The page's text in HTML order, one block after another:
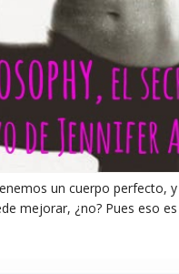
un cuerpo perfecto,
mejorar, ¿no? Pues eso